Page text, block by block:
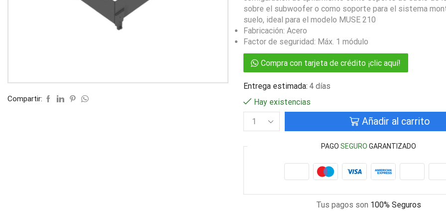
Compartir:
sobre el subwoofer o como soporte para el sistema
suelo, ideal para el modelo MUSE 210
Fabricación: Acero
Factor de seguridad: Máx. 1 módulo
Compra con tarjeta de crédito ¡clic aquí!
Entrega estimada: 4 días
Hay existencias
Añadir al carrito
PAGOSEGURO GARANTIZADO
Tus pagos son 100% Seguros